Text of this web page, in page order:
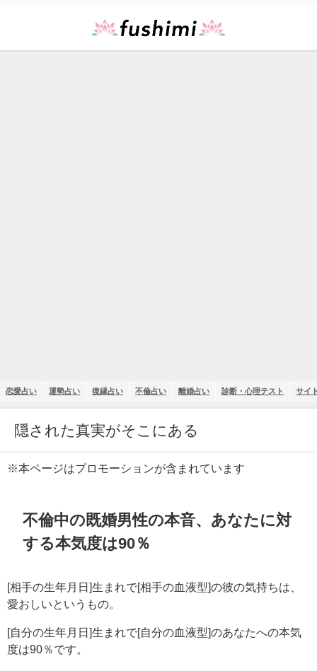
恋愛占い 運勢占い 復縁占い 不倫占い 離婚占い 診断・心理テスト サイ
隠された真実がそこにある
※本ページはプロモーションが含まれています
不倫中の既婚男性の本音、あなたに対
する本気度は90％
[相手の生年月日]生まれで[相手の血液型]の彼の気持ちは、
愛おしいというもの。
[自分の生年月日]生まれで[自分の血液型]のあなたへの本気
度は90％です。